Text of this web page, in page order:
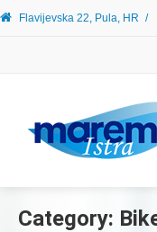
Flavijevska 22, Pula, HR /
Category: